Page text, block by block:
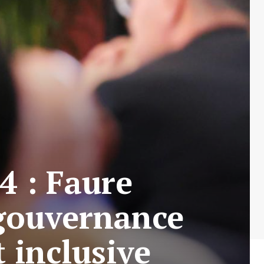
: Faure
inclusive